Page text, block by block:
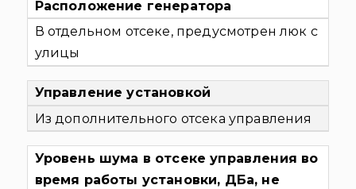
Расположение генератора
В отдельном отсеке, предусмотрен люк с
улицы
Управление установкой
Из дополнительного отсека управления
Уровень шума в отсеке управления во
время работы установки, ДБа, не